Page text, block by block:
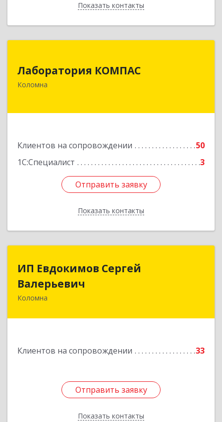
Показать контакты
Назад
Лаборатория КОМПАС
Коломна
Клиентов на сопровождении
50
1С:Специалист
3
Отправить заявку
Показать контакты
140415, Московская обл, Коломна г, Л.Толстого
Подробнее
Отправить заявку
Назад
ИП Евдокимов Сергей
Валерьевич
Коломна
Клиентов на сопровождении 33
Отправить заявку
Показать контакты
ИП Евдокимов Сергей
Валерьевич
Отправить заявку
Назад